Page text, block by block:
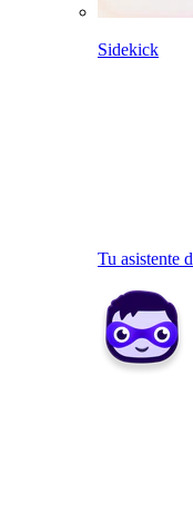
Sidekick
Tu asistente